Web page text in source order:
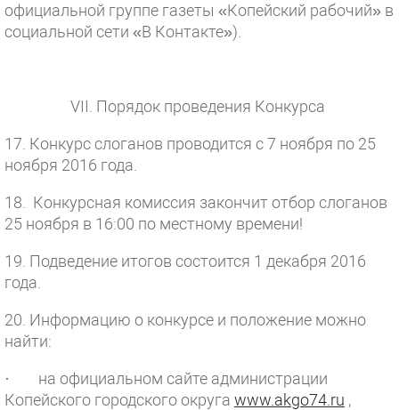
официальной группе газеты «Копейский рабочий» в
социальной сети «В Контакте»).
VII. Порядок проведения Конкурса
17. Конкурс слоганов проводится с 7 ноября по 25
ноября 2016 года.
18. Конкурсная комиссия закончит отбор слоганов
25 ноября в 16:00 по местному времени!
19. Подведение итогов состоится 1 декабря 2016
года.
20. Информацию о конкурсе и положение можно
найти:
· на официальном сайте администрации
Копейского городского округа www.akgo74.ru ,